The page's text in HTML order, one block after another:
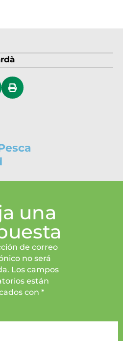
una
de correo
no será
Los campos
están
con *